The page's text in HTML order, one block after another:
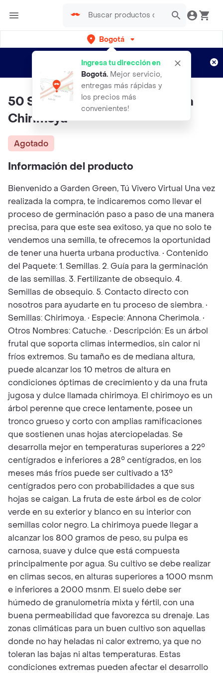
Bogotá
Ingresa tu dirección en
Bogotá. Mejor servicio,
entregas más rápidas y
los precios más
convenientes!
envíos gratis por semanas
Aplican TyC
50 Semillas Orgánicas De Fruta
Chirimoya
Agotado
Información del producto
Bienvenido a Garden Green, Tú Vivero Virtual Una vez
realizada la compra, te indicaremos como llevar el
proceso de germinación paso a paso de una manera
precisa, para que este sea exitoso, ya que no solo te
vendemos una semilla, te ofrecemos la oportunidad
de tener una huerta urbana productiva. • Contenido
del Paquete: 1. Semillas. 2. Guía para la germinación
de las semillas. 3. Fertilizante de obsequio. 4.
Semillas de obsequio. 5. Contacto directo con
nosotros para ayudarte en tu proceso de siembra. •
Semillas: Chirimoya. • Especie: Annona Cherimola. •
Otros Nombres: Catuche. • Descripción: Es un árbol
frutal que soporta climas intermedios, sin calor ni
fríos extremos. Su tamaño es de mediana altura,
puede alcanzar los 10 metros de altura en
condiciones óptimas de crecimiento y da una fruta
jugosa y dulce llamada chirimoya. El chirimoyo es un
árbol perenne que crece lentamente, posee un
tronco grueso y corto con amplias ramificaciones
que sostienen unas hojas aterciopeladas. Se
desarrolla mejor en temperaturas superiores a 22°
centígrados e inferiores a 28° centígrados, en los
meses más fríos puede ser cultivado a 13°
centígrados pero con probabilidades a que sus
hojas se caigan. La fruta de este árbol es de color
verde en su exterior y blanco en su interior con
semillas color negro. La chirimoya puede llegar a
alcanzar los 800 gramos de peso, su pulpa es
carnosa, suave y dulce que está compuesta
principalmente por agua. Su cultivo se debe realizar
en climas secos, en alturas superiores a 1000 msnm
e inferiores a 2000 msnm. El suelo debe ser
húmedo de granulometría mixta y fértil, con una
buena permeabilidad que favorezca su drenaje. Las
zonas climáticas para un buen cultivo son aquellas
donde no hay heladas ni calor extremo, ya que no
toleran las bajas ni altas temperaturas. Estas
condiciones extremas pueden afectar el desarrollo